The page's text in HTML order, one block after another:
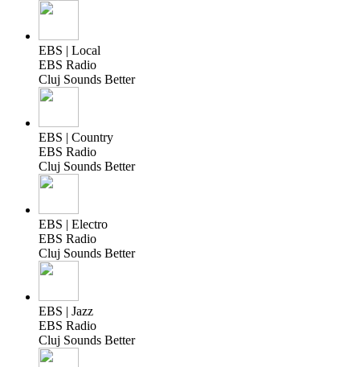
EBS | Local
EBS Radio
Cluj Sounds Better
EBS | Country
EBS Radio
Cluj Sounds Better
EBS | Electro
EBS Radio
Cluj Sounds Better
EBS | Jazz
EBS Radio
Cluj Sounds Better